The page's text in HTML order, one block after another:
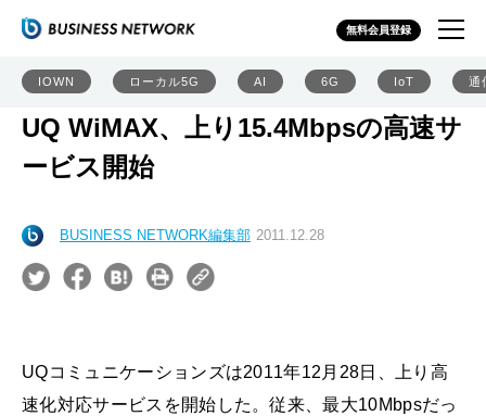
無料会員登録
IOWN ローカル5G AI 6G IoT 通
UQ WiMAX、上り15.4Mbpsの高速サ
ービス開始
BUSINESS NETWORK編集部 2011.12.28
UQコミュニケーションズは2011年12月28日、上り高
速化対応サービスを開始した。従来、最大10Mbpsだっ